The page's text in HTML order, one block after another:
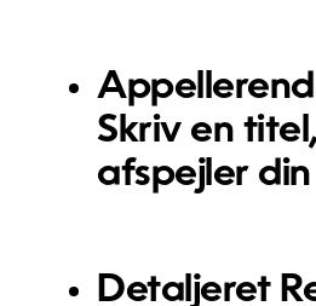
Skriv en
afspejler
Detaljeret